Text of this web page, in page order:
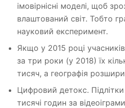
імовірнісні моделі, щоб
влаштований світ. Тобто
науковий експеримент.
Якщо у 2015 році
за три роки (у 2018) їх
тисяч, а географія
Цифровий детокс.
тисячі годин за